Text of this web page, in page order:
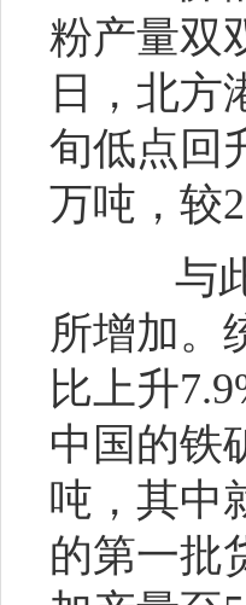
粉产量双
日，北方
旬低点回
万吨，较
与此
所增加。
比上升
中国的铁
吨，其中
的第一批